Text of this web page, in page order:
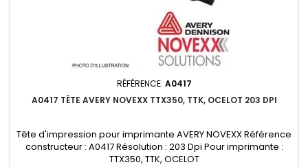
RÉFÉRENCE: A0417
A0417 TÊTE AVERY NOVEXX TTX350, TTK, OCELOT 203 DPI
Tête d'impression pour imprimante AVERY NOVEXX Référence
constructeur : A0417 Résolution : 203 Dpi Pour imprimante :
TTX350, TTK, OCELOT